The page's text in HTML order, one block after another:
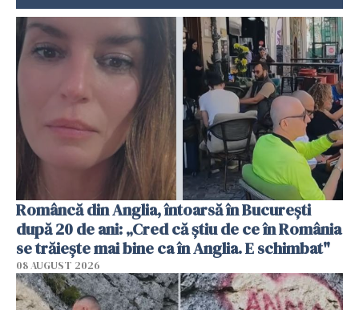
Româncă din Anglia, întoarsă în București
după 20 de ani: „Cred că știu de ce în România
se trăiește mai bine ca în Anglia. E schimbat"
08 AUGUST 2026